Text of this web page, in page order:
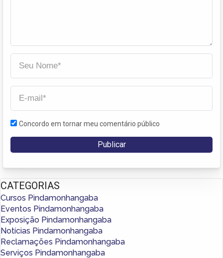
Concordo em tornar meu comentário público
CATEGORIAS
Cursos Pindamonhangaba
Eventos Pindamonhangaba
Exposição Pindamonhangaba
Notícias Pindamonhangaba
Reclamações Pindamonhangaba
Serviços Pindamonhangaba